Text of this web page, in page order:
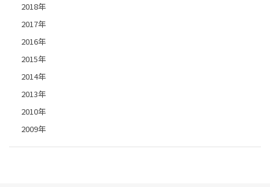
2018年
2017年
2016年
2015年
2014年
2013年
2010年
2009年